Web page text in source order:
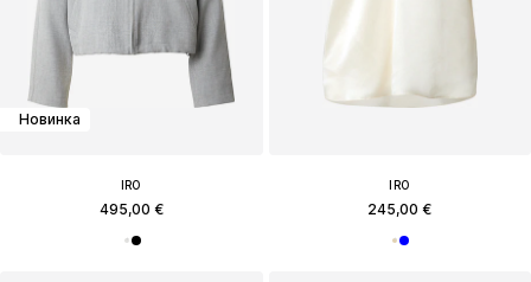
Новинка
IRO
495,00 €
IRO
245,00 €